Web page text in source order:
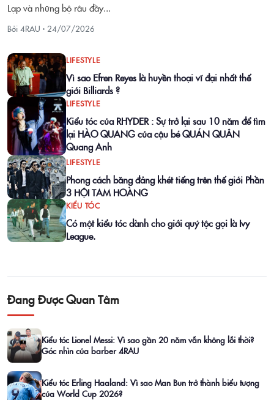
Lạp và những bộ râu đầy...
Bởi 4RAU · 24/07/2026
LIFESTYLE
Vì sao Efren Reyes là huyền thoại vĩ đại nhất thế
giới Billiards ?
LIFESTYLE
Kiểu tóc của RHYDER : Sự trở lại sau 10 năm để tìm
lại HÀO QUANG của cậu bé QUÁN QUÂN
Quang Anh
LIFESTYLE
Phong cách băng đảng khét tiếng trên thế giới Phần
3 HỘI TAM HOÀNG
KIỂU TÓC
Có một kiểu tóc dành cho giới quý tộc gọi là Ivy
League.
Đang Được Quan Tâm
Kiểu tóc Lionel Messi: Vì sao gần 20 năm vẫn không lỗi thời?
Góc nhìn của barber 4RAU
Kiểu tóc Erling Haaland: Vì sao Man Bun trở thành biểu tượng
của World Cup 2026?